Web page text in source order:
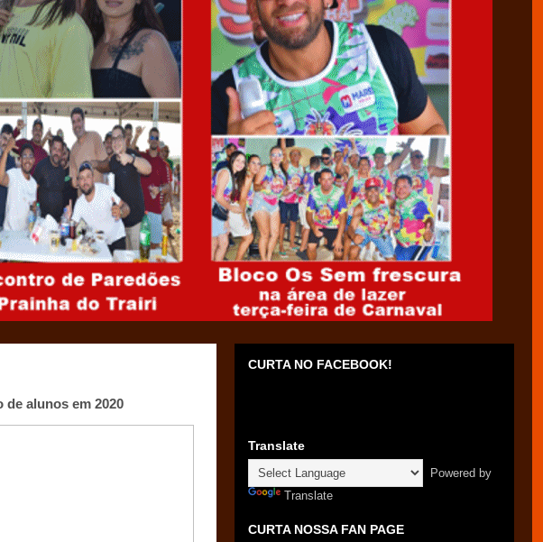
alunos em 2020
CURTA NO FACEBOOK!
Translate
Powered by
Translate
CURTA NOSSA FAN PAGE